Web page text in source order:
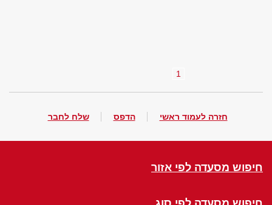
1
חזרה לעמוד ראשי הדפס שלח לחבר
חיפוש מסעדה לפי אזור